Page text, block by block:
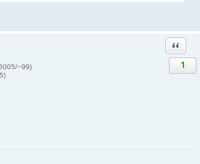
−99)
1